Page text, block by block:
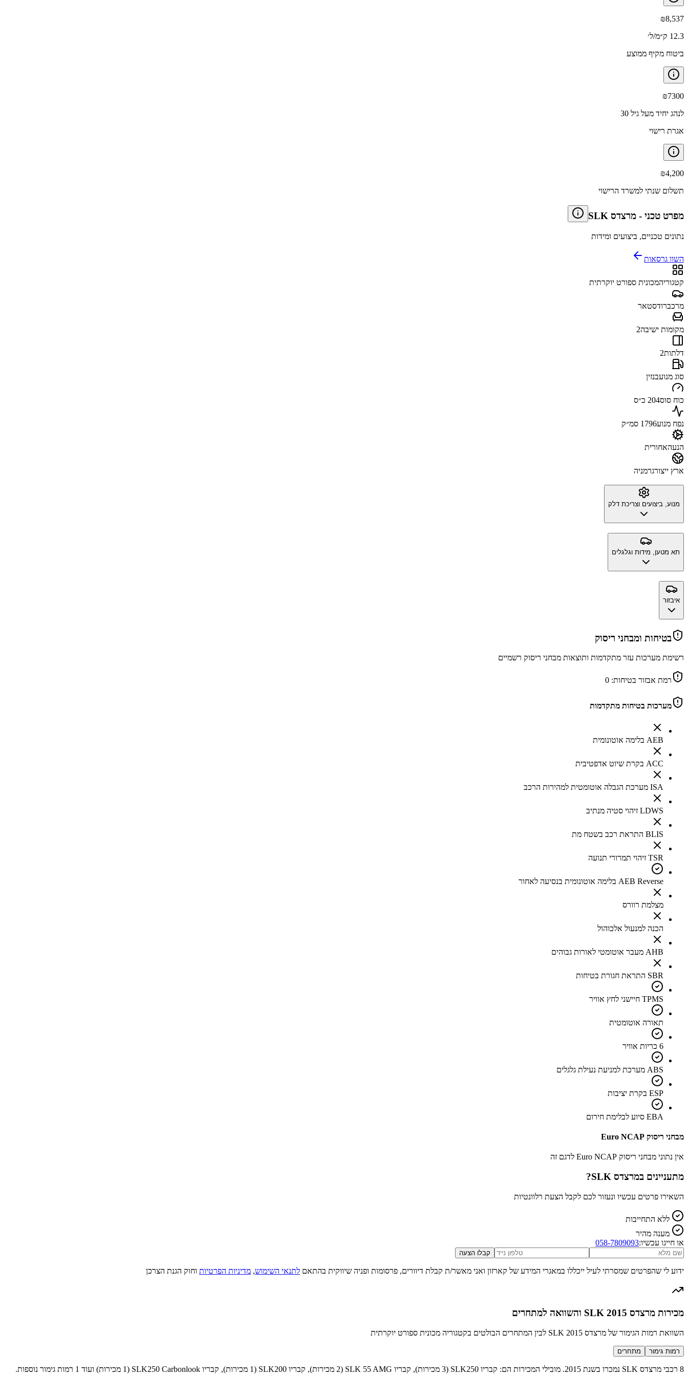
₪8,537
12.3 ק״מ/ל׳
ביטוח מקיף ממוצע
₪7300
לנהג יחיד מעל גיל 30
אגרת רישוי
₪4,200
תשלום שנתי למשרד הרישוי
מפרט טכני - מרצדס SLK
נתונים טכניים, ביצועים ומידות
השוו גרסאות
קטגוריהמכונית ספורט יוקרתית
מרכברודסטאר
מקומות ישיבה2
דלתות2
סוג מנועבנזין
כוח סוס204 כ״ס
נפח מנוע1796 סמ״ק
הנעהאחורית
ארץ ייצורגרמניה
מנוע, ביצועים וצריכת דלק
תא מטען, מידות וגלגלים
איבזור
בטיחות ומבחני ריסוק
רשימת מערכות עזר מתקדמות ותוצאות מבחני ריסוק רשמיים
רמת אבזור בטיחות: 0
מערכות בטיחות מתקדמות
AEB בלימה אוטונומית
ACC בקרת שיוט אדפטיבית
ISA מערכת הגבלה אוטומטית למהירות הרכב
LDWS זיהוי סטיה מנתיב
BLIS התראת רכב בשטח מת
TSR זיהוי תמרורי תנועה
AEB Reverse בלימה אוטונומית בנסיעה לאחור
מצלמת רוורס
הכנה למנעול אלכוהול
AHB מעבר אוטומטי לאורות גבוהים
SBR התראת חגורת בטיחות
TPMS חיישני לחץ אוויר
תאורה אוטומטית
6 כריות אוויר
ABS מערכת למניעת נעילת גלגלים
ESP בקרת יציבות
EBA סיוע לבלימת חירום
מבחני ריסוק Euro NCAP
אין נתוני מבחני ריסוק Euro NCAP לדגם זה
מתעניינים במרצדס SLK ?
השאירו פרטים עכשיו ונעזור לכם לקבל הצעת רלוונטיות
ללא התחייבות
מענה מהיר
או חייגו עכשיו:058-7809093
קבלו הצעה
ידוע לי שהפרטים שמסרתי לעיל ייכללו במאגרי המידע של קארזון ואני מאשר/ת קבלת דיוורים, פרסומות ופניה שיווקית בהתאם לתנאי השימוש, מדיניות הפרטיות וחוק הגנת הצרכן
מכירות מרצדס SLK 2015 והשוואה למתחרים
השוואת רמות הגימור של מרצדס SLK 2015 לבין המתחרים הבולטים בקטגוריה מכונית ספורט יוקרתית
רמות גימור מתחרים
8 רכבי מרצדס SLK נמכרו בשנת 2015. מובילי המכירות הם: קבריו SLK250 (3 מכירות), קבריו SLK 55 AMG (2 מכירות), קבריו SLK200 (1 מכירות), קבריו SLK250 Carbonlook (1 מכירות) ועוד 1 רמות גימור נוספות.